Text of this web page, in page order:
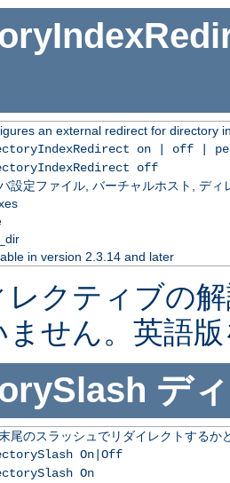
an external redirect for directory
on | off |
off
設定ファイル, バーチャルホスト, ディ
in version 2.3.14 and later
レクティブの
ません。英語
デ
尾のスラッシュでリダイレクトするか
On|Off
On